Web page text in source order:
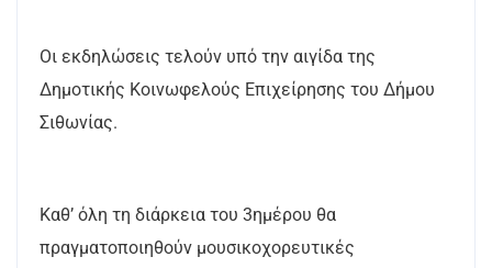
Οι εκδηλώσεις τελούν υπό την αιγίδα της
Δημοτικής Κοινωφελούς Επιχείρησης του Δήμου
Σιθωνίας.
Καθ’ όλη τη διάρκεια του 3ημέρου θα
πραγματοποιηθούν μουσικοχορευτικές